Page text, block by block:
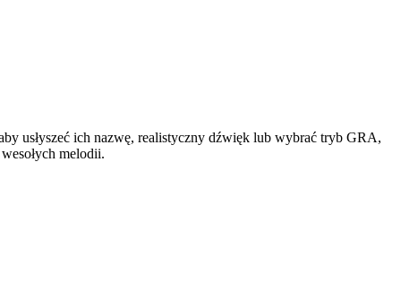
usłyszeć ich nazwę, realistyczny dźwięk lub wybrać tryb GRA,
melodii.